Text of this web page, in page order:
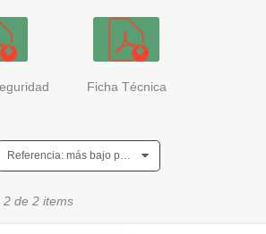
Ficha Técnica
de 2 items